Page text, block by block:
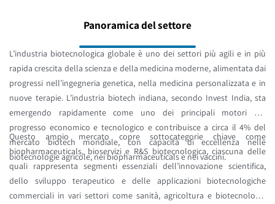
Panoramica del settore
L’industria biotecnologica globale è uno dei settori più agili e in più
rapida crescita della scienza e della medicina moderne, alimentata dai
progressi nell’ingegneria genetica, nella medicina personalizzata e in
nuove terapie. L’industria biotech indiana, secondo Invest India, sta
emergendo rapidamente come uno dei principali motori del
progresso economico e tecnologico e contribuisce a circa il 4% del
mercato biotech mondiale, con capacità di eccellenza nelle
biotecnologie agricole, nei biopharmaceuticals e nei vaccini.
Questo ampio mercato copre sottocategorie chiave come
biopharmaceuticals, bioservizi e R&S biotecnologica, ciascuna delle
quali rappresenta segmenti essenziali dell’innovazione scientifica,
dello sviluppo terapeutico e delle applicazioni biotecnologiche
commerciali in vari settori come sanità, agricoltura e biotecnologie